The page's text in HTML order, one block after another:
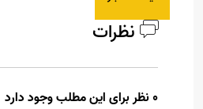
نظرات
0 نظر برای این مطلب وجود دارد